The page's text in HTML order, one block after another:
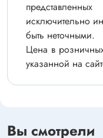
исключительно
быть неточными.
Цена в
указанной на
Вы смотрели